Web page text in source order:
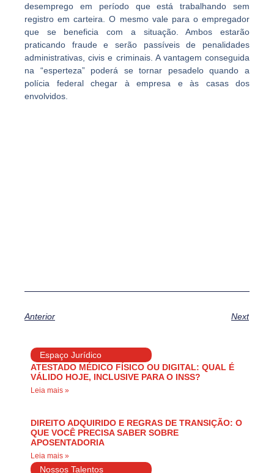
desemprego em período que está trabalhando sem
registro em carteira.
O mesmo vale para o empregador
que se beneficia com a situação. Ambos estarão
praticando fraude e serão passíveis de penalidades
administrativas, civis e criminais. A vantagem conseguida
na “esperteza” poderá se tornar pesadelo quando a
polícia federal chegar à empresa e às casas dos
envolvidos.
Anterior Next
Espaço Jurídico
ATESTADO MÉDICO FÍSICO OU DIGITAL: QUAL É
VÁLIDO HOJE, INCLUSIVE PARA O INSS?
Leia mais »
DIREITO ADQUIRIDO E REGRAS DE TRANSIÇÃO: O
QUE VOCÊ PRECISA SABER SOBRE
APOSENTADORIA
Leia mais »
Nossos Talentos